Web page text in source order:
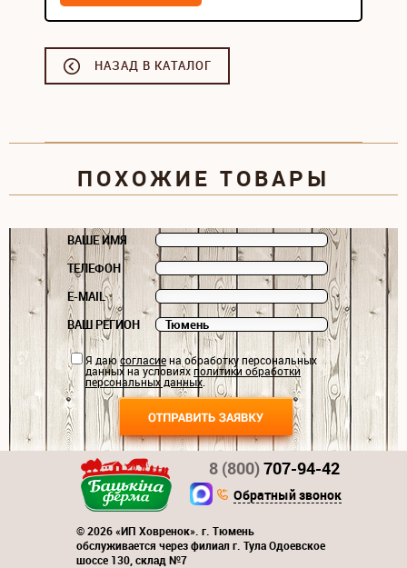
НАЗАД В КАТАЛОГ
ПОХОЖИЕ ТОВАРЫ
ВАШЕ ИМЯ
ТЕЛЕФОН
E-MAIL
ВАШ РЕГИОН
Я даюсогласиена обработку персональных
данных на условияхполитики обработки
персональных данных.
© 2026 «ИП Ховренок». г. Тюмень
обслуживается через филиал г. Тула Одоевское
шоссе 130, склад №7
8 (800)707-94-42
Обратный звонок